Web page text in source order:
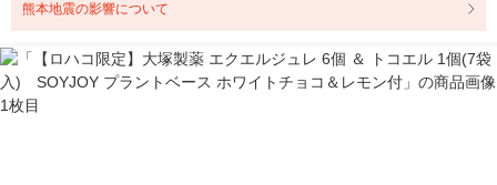
熊本地震の影響について